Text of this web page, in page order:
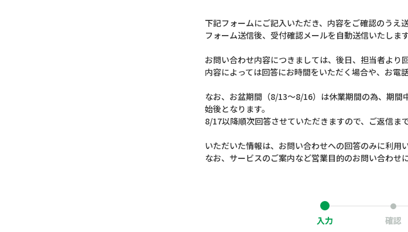
下記フォームにご記入いただき、内容をご確認のうえ
フォーム送信後、受付確認メールを自動送信いたします
お問い合わせ内容につきましては、後日、担当者より
内容によっては回答にお時間をいただく場合や、お電
なお、お盆期間（8/13～8/16）は休業期間の為、期間
始後となります。
8/17以降順次回答させていただきますので、ご返信ま
いただいた情報は、お問い合わせへの回答のみに利用い
なお、サービスのご案内など営業目的のお問い合わせ
入力 確認